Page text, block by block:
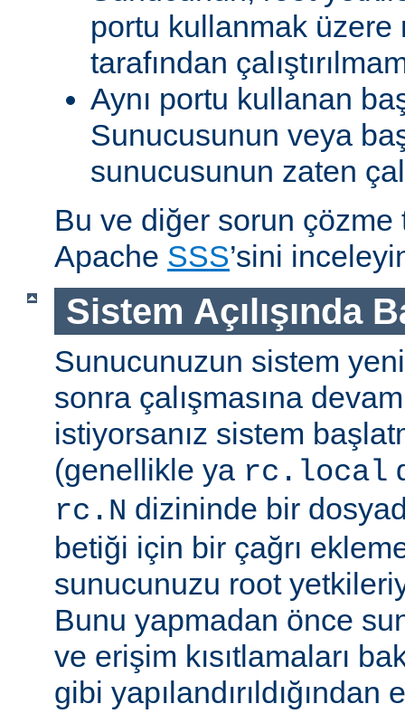
portu kullanmak üzere
tarafından
Aynı portu kullanan
Sunucusunun veya
sunucusunun zaten
Bu ve diğer sorun çözme
Apache SSS’sini
Sistem Açılışında
Sunucunuzun sistem
sonra çalışmasına
istiyorsanız sistem
(genellikle ya rc.local
rc.N dizininde bir
betiği için bir çağrı
sunucunuzu root
Bunu yapmadan önce
ve erişim kısıtlamaları
gibi